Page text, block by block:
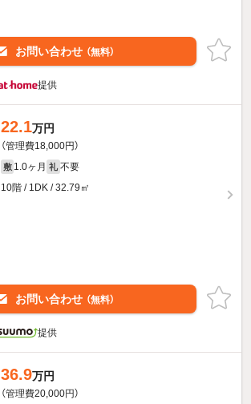
お問い合わせ （無料）
提供
22.1万円
（管理費18,000円）
敷 1.0ヶ月 礼 不要
10階 / 1DK / 32.79㎡
お問い合わせ （無料）
提供
36.9万円
（管理費20,000円）